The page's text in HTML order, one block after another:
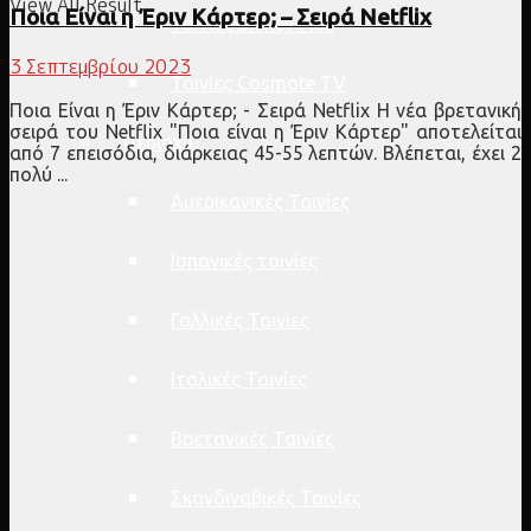
Ταινίες Disney Plus
Ταινίες Cosmote TV
Περιοχή
Ποια Είναι η Έριν Κάρτερ; – Σειρά Netflix
3 Σεπτεμβρίου 2023
Ποια Είναι η Έριν Κάρτερ; - Σειρά Netflix Η νέα βρετανική
σειρά του Netflix "Ποια είναι η Έριν Κάρτερ" αποτελείται
από 7 επεισόδια, διάρκειας 45-55 λεπτών. Βλέπεται, έχει 2
πολύ ...